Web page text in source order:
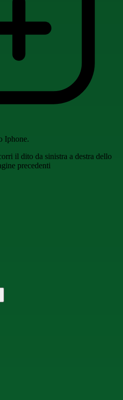
Iphone.
il dito da sinistra a destra dello
precedenti